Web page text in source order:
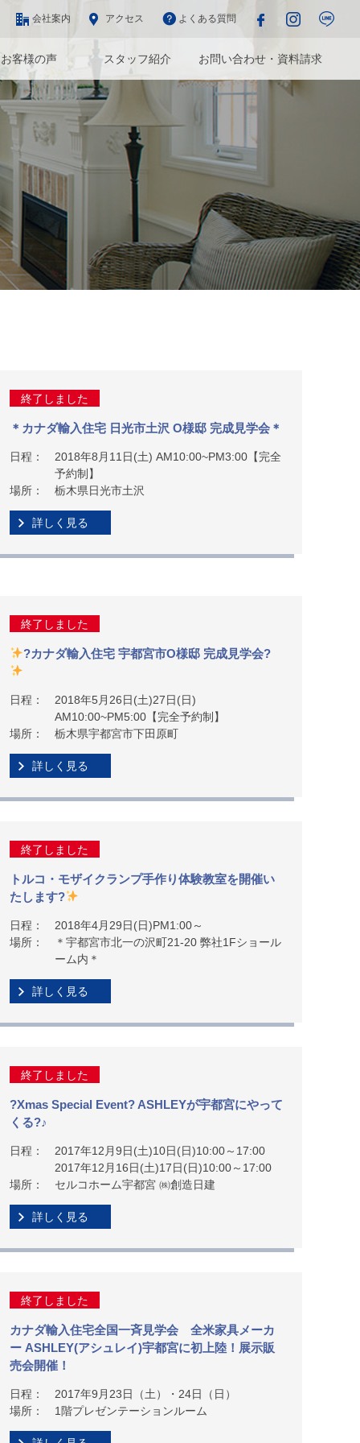
会社案内 アクセス よくある質問
お客様の声 スタッフ紹介 お問い合わせ・資料請求
終了しました
＊カナダ輸入住宅 日光市土沢 O様邸 完成見学会＊
日程：
2018年8月11日(土) AM10:00~PM3:00【完全
予約制】
場所：
栃木県日光市土沢
詳しく見る
終了しました
?カナダ輸入住宅 宇都宮市O様邸 完成見学会?
日程：
2018年5月26日(土)27日(日)
AM10:00~PM5:00【完全予約制】
場所：
栃木県宇都宮市下田原町
詳しく見る
終了しました
トルコ・モザイクランプ手作り体験教室を開催い
たします?
日程：
2018年4月29日(日)PM1:00～
場所：
＊宇都宮市北一の沢町21-20 弊社1Fショール
ーム内＊
詳しく見る
終了しました
?Xmas Special Event? ASHLEYが宇都宮にやって
くる?♪
日程：
2017年12月9日(土)10日(日)10:00～17:00
2017年12月16日(土)17日(日)10:00～17:00
場所：
セルコホーム宇都宮 ㈱創造日建
詳しく見る
終了しました
カナダ輸入住宅全国一斉見学会 全米家具メーカ
ー ASHLEY(アシュレイ)宇都宮に初上陸！展示販
売会開催！
日程：
2017年9月23日（土）・24日（日）
場所：
1階プレゼンテーションルーム